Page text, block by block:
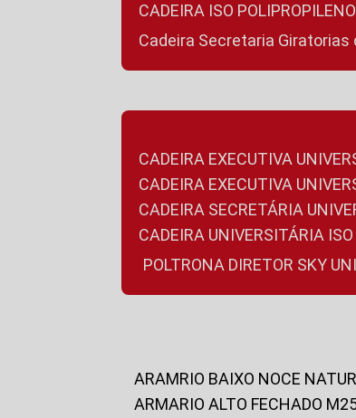
CADEIRA ISO
Cadeira Secretaria
CADEIRA EXECUTIVA
CADEIRA EXECUTIVA
CADEIRA SECRETÁRIA
CADEIRA UNIVERSITÁRIA ISO
POLTRONA DIRETOR SKY
ARAMRIO BAIXO NOCE
ARMARIO ALTO FECHADO